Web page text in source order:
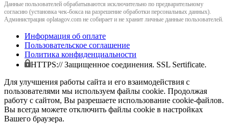
Данные пользователей обрабатываются исключительно по предварительному
согласию (установка чек-бокса на разрешение обработки персональных данных).
Администрация oplatagov.com не собирает и не хранит личные данные пользователей.
Информация об оплате
Пользовательское соглашение
Политика конфиденциальности
HTTPS:// Защищенное соединения. SSL Sertificate.
Для улучшения работы сайта и его взаимодействия с
пользователями мы используем файлы cookie. Продолжая
работу с сайтом, Вы разрешаете использование cookie-файлов.
Вы всегда можете отключить файлы cookie в настройках
Вашего браузера.